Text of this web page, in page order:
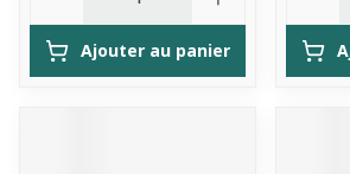
Ajouter au panier